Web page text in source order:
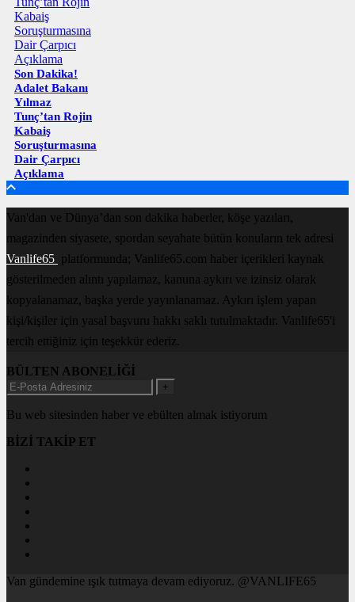
Son Dakika!
Adalet Bakanı
Yılmaz
Tunç’tan Rojin
Kabaiş
Soruşturmasına
Dair Çarpıcı
Açıklama
Van'dan ve Dünya’dan son dakika haberler, köşe yazıları,
magazinden siyasete, spordan seyahate bütün konuların tek adresi
Vanlife65 platformunda; Vanlife65.com haber içerikleri kaynak
gösterilmeden alıntı yapılamaz, kanuna aykırı ve izinsiz olarak
kopyalanamaz, başka yerde yayınlanamaz. Aykırı işlem yapan
kişi/kişiler için yasal başvuru hakkı saklı tutulmaktadır. Vanlife65'i
tercih ettiğiniz için teşekkür ederiz.
BÜLTEN ABONELİĞİ
+
Bu web sitesinden haber ve ebülten almak istiyorum
BİZİ TAKİP ET
Van gündemine ışık tutmaya devam ediyoruz. @VANLIFE65